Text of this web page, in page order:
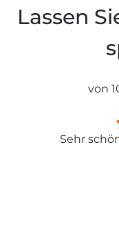
Lassen
von
Sehr